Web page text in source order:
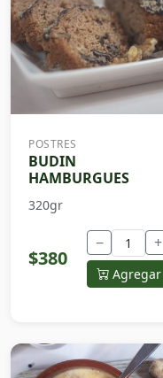
POSTRES
BUDIN
HAMBURGUES
320gr
$380
− +
Agregar